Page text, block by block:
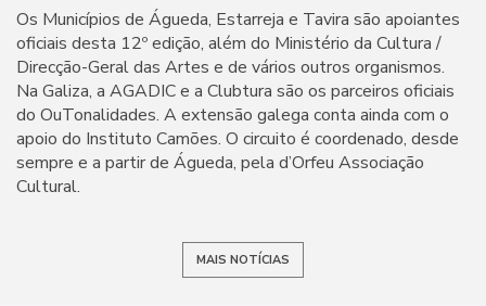
Os Municípios de Águeda, Estarreja e Tavira são apoiantes
oficiais desta 12º edição, além do Ministério da Cultura /
Direcção-Geral das Artes e de vários outros organismos.
Na Galiza, a AGADIC e a Clubtura são os parceiros oficiais
do OuTonalidades. A extensão galega conta ainda com o
apoio do Instituto Camões. O circuito é coordenado, desde
sempre e a partir de Águeda, pela d’Orfeu Associação
Cultural.
MAIS NOTÍCIAS